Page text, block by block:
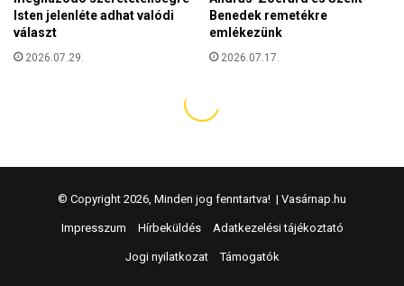
© Copyright 2026, Minden jog fenntartva! | Vasárnap.hu
Impresszum Hírbeküldés Adatkezelési tájékoztató
Jogi nyilatkozat Támogatók